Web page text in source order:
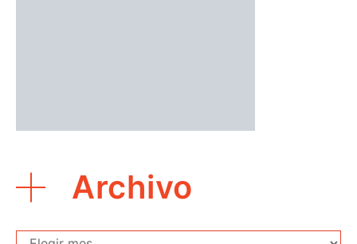
Archivo
Archivo